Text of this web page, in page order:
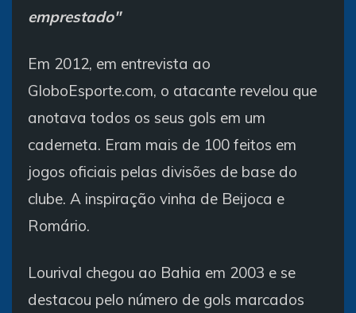
emprestado"
Em 2012, em entrevista ao
GloboEsporte.com, o atacante revelou que
anotava todos os seus gols em um
caderneta. Eram mais de 100 feitos em
jogos oficiais pelas divisões de base do
clube. A inspiração vinha de Beijoca e
Romário.
Lourival chegou ao Bahia em 2003 e se
destacou pelo número de gols marcados